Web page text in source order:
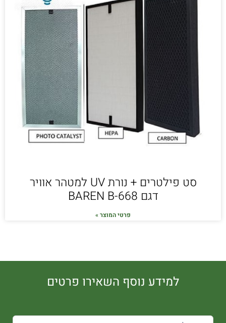
סט פילטרים + נורת UV למטהר אוויר
דגם 668-BAREN B
פרטי המוצר »
למידע נוסף השאירו פרטים